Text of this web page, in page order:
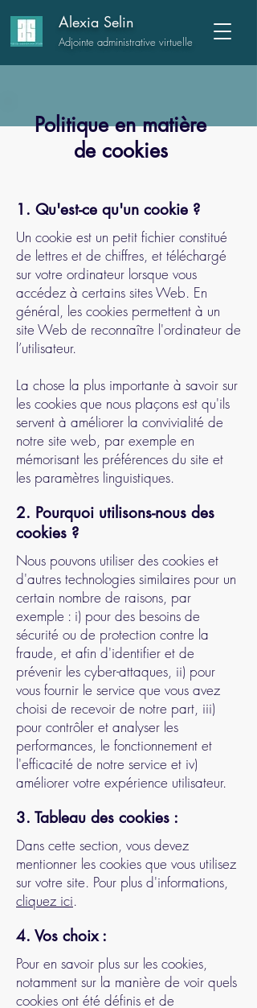
Alexia Selin
Adjointe administrative virtuelle
Politique en matière
de cookies
1. Qu'est-ce qu'un cookie ?
Un cookie est un petit fichier constitué
de lettres et de chiffres, et téléchargé
sur votre ordinateur lorsque vous
accédez à certains sites Web. En
général, les cookies permettent à un
site Web de reconnaître l'ordinateur de
l’utilisateur.
La chose la plus importante à savoir sur
les cookies que nous plaçons est qu'ils
servent à améliorer la convivialité de
notre site web, par exemple en
mémorisant les préférences du site et
les paramètres linguistiques.
2. Pourquoi utilisons-nous des
cookies ?
Nous pouvons utiliser des cookies et
d'autres technologies similaires pour un
certain nombre de raisons, par
exemple : i) pour des besoins de
sécurité ou de protection contre la
fraude, et afin d'identifier et de
prévenir les cyber-attaques, ii) pour
vous fournir le service que vous avez
choisi de recevoir de notre part, iii)
pour contrôler et analyser les
performances, le fonctionnement et
l'efficacité de notre service et iv)
améliorer votre expérience utilisateur.
3. Tableau des cookies :
Dans cette section, vous devez
mentionner les cookies que vous utilisez
sur votre site. Pour plus d'informations,
cliquez ici.
4. Vos choix :
Pour en savoir plus sur les cookies,
notamment sur la manière de voir quels
cookies ont été définis et de